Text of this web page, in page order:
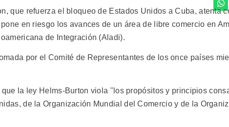
que refuerza el bloqueo de Estados Unidos a Cuba, atenta
en riesgo los avances de un área de libre comercio en
de Integración (Aladi).
por el Comité de Representantes de los once países
que la ley Helms-Burton viola "los propósitos y principios
de la Organización Mundial del Comercio y de la